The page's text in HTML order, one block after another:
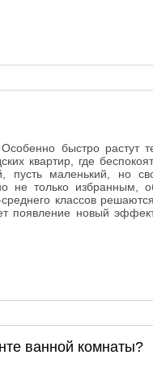
быстро растут
квартир, где
пусть маленький, но
не только
классов
появление новый
ванной комнаты?